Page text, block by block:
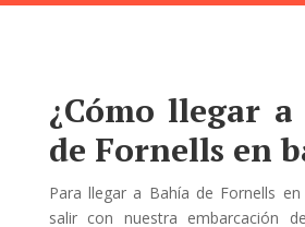
¿Cómo llegar
de Fornells en
Para llegar a Bahía de Fornells
salir con nuestra embarcación